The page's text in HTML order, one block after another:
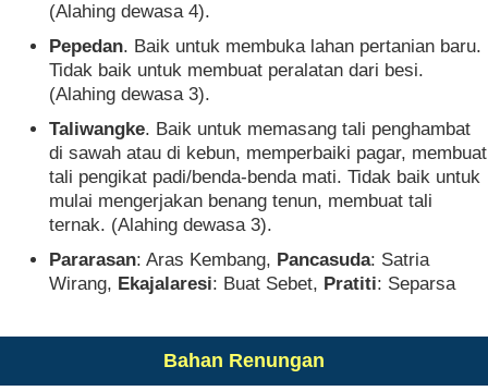
(Alahing dewasa 4).
Pepedan. Baik untuk membuka lahan pertanian baru.
Tidak baik untuk membuat peralatan dari besi.
(Alahing dewasa 3).
Taliwangke. Baik untuk memasang tali penghambat
di sawah atau di kebun, memperbaiki pagar, membuat
tali pengikat padi/benda-benda mati. Tidak baik untuk
mulai mengerjakan benang tenun, membuat tali
ternak. (Alahing dewasa 3).
Pararasan: Aras Kembang, Pancasuda: Satria
Wirang, Ekajalaresi: Buat Sebet, Pratiti: Separsa
Bahan Renungan